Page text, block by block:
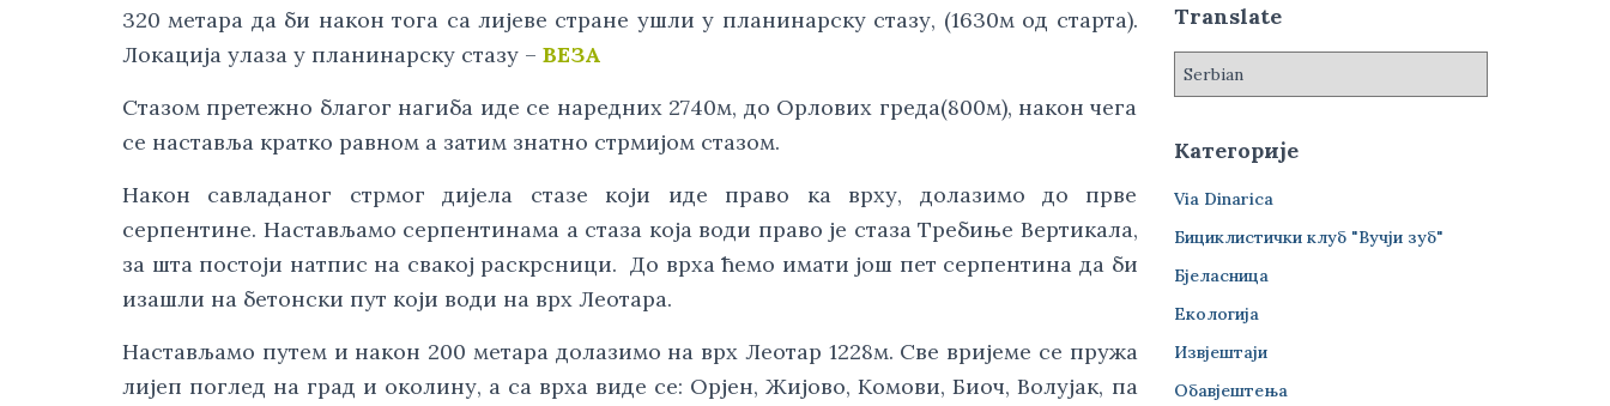
320 метара да би након тога са лијеве стране ушли у планинарску стазу, (1630м од старта).
Локација улаза у планинарску стазу – ВЕЗА
Стазом претежно благог нагиба иде се наредних 2740м, до Орлових греда(800м), након чега
се наставља кратко равном а затим знатно стрмијом стазом.
Након савладаног стрмог дијела стазе који иде право ка врху, долазимо до прве
серпентине. Настављамо серпентинама а стаза која води право је стаза Требиње Вертикала,
за шта постоји натпис на свакој раскрсници. До врха ћемо имати још пет серпентина да би
изашли на бетонски пут који води на врх Леотара.
Настављамо путем и након 200 метара долазимо на врх Леотар 1228м. Све вријеме се пружа
лијеп поглед на град и околину, а са врха виде се: Орјен, Жијово, Комови, Биоч, Волујак, па
а
Translate
Категорије
Via Dinarica
Бициклистички клуб "Вучји зуб"
Бјеласница
Екологија
Извјештаји
Обавјештења